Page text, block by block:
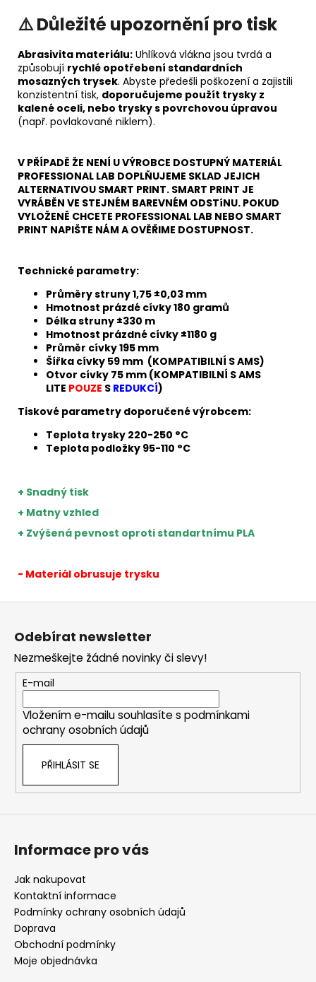
⚠️ Důležité upozornění pro tisk
Abrasivita materiálu: Uhlíková vlákna jsou tvrdá a
způsobují rychlé opotřebení standardních
mosazných trysek. Abyste předešli poškození a zajistili
konzistentní tisk, doporučujeme použít trysky z
kalené oceli, nebo trysky s povrchovou úpravou
(např. povlakované niklem).
V PŘÍPADĚ ŽE NENÍ U VÝROBCE DOSTUPNÝ MATERIÁL
PROFESSIONAL LAB DOPLŇUJEME SKLAD JEJICH
ALTERNATIVOU SMART PRINT. SMART PRINT JE
VYRÁBĚN VE STEJNÉM BAREVNÉM ODSTíNU. POKUD
VYLOŽENĚ CHCETE PROFESSIONAL LAB NEBO SMART
PRINT NAPIŠTE NÁM A OVĚŘIME DOSTUPNOST.
Technické parametry:
Průměry struny 1,75 ±0,03 mm
Hmotnost prázdé cívky 180 gramů
Délka struny ±330 m
Hmotnost prázdné cívky ±1180 g
Průměr cívky 195 mm
Šířka cívky 59 mm (KOMPATIBILNÍ S AMS)
Otvor cívky 75 mm (KOMPATIBILNÍ S AMS
LITE POUZE S REDUKCÍ)
Tiskové parametry doporučené výrobcem:
Teplota trysky 220-250 °C
Teplota podložky 95-110 °C
+ Snadný tisk
+ Matny vzhled
+ Zvýšená pevnost oproti standartnímu PLA
- Materiál obrusuje trysku
Z
Odebírat newsletter
Nezmeškejte žádné novinky či slevy!
E-mail
Vložením e-mailu souhlasíte s podmínkami
ochrany osobních údajů
PŘIHLÁSIT SE
Informace pro vás
Jak nakupovat
Kontaktní informace
Podmínky ochrany osobních údajů
Doprava
Obchodní podmínky
Moje objednávka